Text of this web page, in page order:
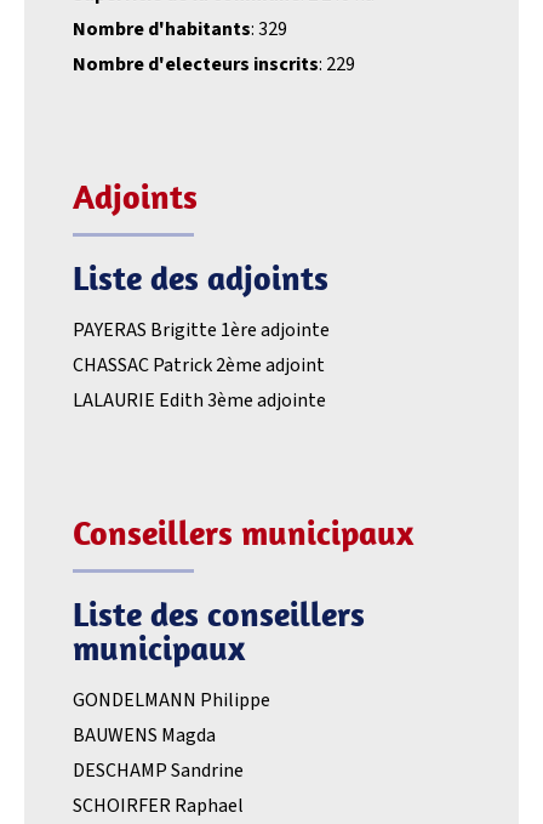
Nombre d'habitants: 329
Nombre d'electeurs inscrits: 229
Adjoints
Liste des adjoints
PAYERAS Brigitte 1ère adjointe
CHASSAC Patrick 2ème adjoint
LALAURIE Edith 3ème adjointe
Conseillers municipaux
Liste des conseillers
municipaux
GONDELMANN Philippe
BAUWENS Magda
DESCHAMP Sandrine
SCHOIRFER Raphael